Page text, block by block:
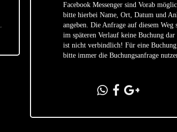
Facebook Messenger sind Vorab
bitte hierbei Name, Ort, Datum und
angeben. Die Anfrage auf diesem Weg
im späteren Verlauf keine Buchung dar
ist nicht verbindlich! Für eine Buchung
bitte immer die Buchungsanfrage